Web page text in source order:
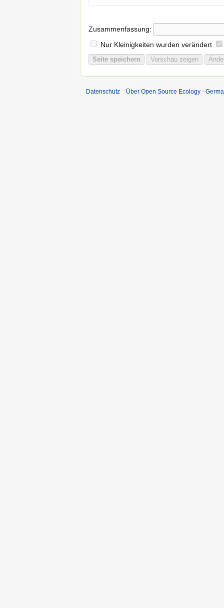
Zusammenfassung:
Nur Kleinigkeiten wurden verändert
Datenschutz Über Open Source Ecology -